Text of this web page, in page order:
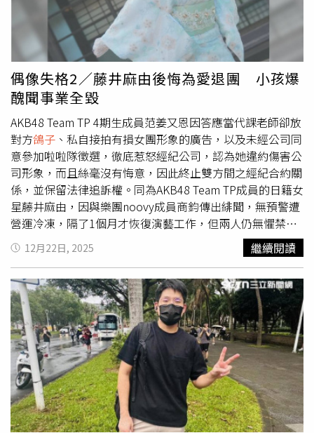
前先給車馬費。有網友爆料范姜又恩答應當代課老師，卻放
鴿子 。（圖／翻攝自好言娛樂臉書）在放 鴿子之前，范
姜又恩還不忘索要車馬費。（圖／翻攝自范姜又恩IG）沒想
到代課當日，范姜又恩沒有出現，讓學生們在教室乾等，老
師詢問她究竟到哪裡，她只丟下一句「很抱歉我忘記了」就
人間蒸發，從文中的線索看起來，這堂課的學生應該都是國
小生，讓一群小朋友自己待在教室是很危險的事情，最後這
位老師只能獨自面對學生、家長與學校的怒火，讓老師無奈
說：「該要負責任的還是要負責吧……不然就不要出來教
課……」。范姜又恩曾接拍延緩男性射精的產品，嚴重影響
女團形象。（圖／翻攝自臉書）其實這已經不是范姜又恩第
一次惹出麻煩，去年她就因違反規定被停權一年，雖然沒有
明說是因為什麼事情被停權，但也讓外界對她觀感不佳，今
年10月的公演她才宣布回歸，結果立刻又出事。而范姜又恩
曾接拍延緩男性射精的產品，這與偶像女團的形象嚴重不
符，應該就是聲明中提到未經同意接下影響公司形象的工
作。未經公司同意，范姜又恩參與啦啦隊徵選。（圖／翻攝
自小龍女徵選會官網）范姜又恩也參加過小龍女與電豹女的
啦啦隊徵選，但都沒有經過經紀公司的同意，嚴重違反了合
約內容，因此經紀公司忍無可忍，直接與范姜又恩切割關
係，並說：「本公司就該藝人多次違反經紀合約義務之情
事，已多次給予機會及勸導改正，惟該藝人未見悔意，違約
行為迄未停止，並持續造成本公司商譽受損及財產損害。爰
此，本公司依據雙方所簽訂之經紀合約及相關法律規定，自
即日起終止雙方間之經紀合約關係，並保留法律追訴權。」
經紀公司對范姜又恩的行為忍無可忍。（圖／翻攝自好言娛
偶像失格2／藤井麻由後悔為愛退團 小孩爆
醜聞事業全毀
AKB48 Team TP 4期生成員范姜又恩因答應當代課老師卻放
對方鴿子 、私自接拍有損女團形象的廣告，以及未經公司同
意參加啦啦隊徵選，徹底惹怒經紀公司，認為她違約傷害公
司形象，而且絲毫沒有悔意，因此終止雙方間之經紀合約關
係，並保留法律追訴權。同為AKB48 Team TP成員的日籍女
星藤井麻由，因與樂團noovy成員商鈞傳出緋聞，無預警遭
營運冷凍，隔了1個月才恢復演藝工作，但兩人仍無懼禁愛
令，被時報周刊CTWANT直擊商鈞直搗女方香閨，還在摩托
車上演前胸貼後背的戲碼。事後麻由因「違反成員必須遵守
之行為條例」退團，而她也在受訪時坦言，為愛退團是她生
命中相當後悔的一件事。小孩因性醜聞中斷正要起飛的演藝
事業。（圖／翻攝自小孩IG）「小孩」何世華參加選秀節目
《原子少年》，在節目中展現超強舞技，獲得不少粉絲喜
愛，節目結束後並與其他四位天王星成員一同組團出道，卻
爆出性侵未成年少女的醜聞，雖然小孩稱雙方是交往中的合
意親密關係，但女方家長報警提告，小孩也宣布從天王星退
團，並暫停演藝事業。最終小孩被新北地檢署依強制猥褻罪
判處6個月徒刑，得易科罰金。菖蒲真凜被抓包重大契約違
規而退團。（圖／翻攝自菖蒲真凜IG）日本女團NMB48是
12月22日, 2025 繼續閱讀